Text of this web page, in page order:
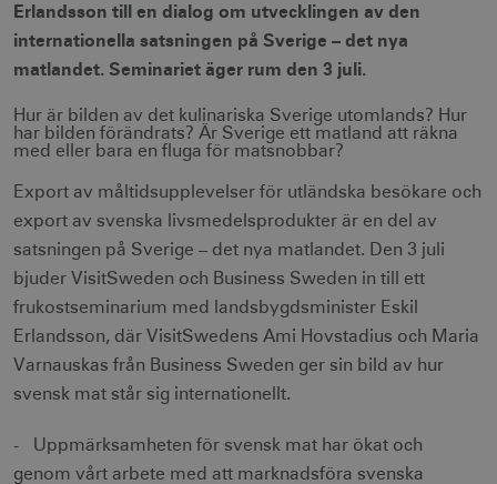
Erlandsson till en dialog om utvecklingen av den
internationella satsningen på Sverige – det nya
matlandet. Seminariet äger rum den 3 juli.
Hur är bilden av det kulinariska Sverige utomlands? Hur
har bilden förändrats? Är Sverige ett matland att räkna
med eller bara en fluga för matsnobbar?
Export av måltidsupplevelser för utländska besökare och
export av svenska livsmedelsprodukter är en del av
satsningen på Sverige – det nya matlandet. Den 3 juli
bjuder VisitSweden och Business Sweden in till ett
frukostseminarium med landsbygdsminister Eskil
Erlandsson, där VisitSwedens Ami Hovstadius och Maria
Varnauskas från Business Sweden ger sin bild av hur
svensk mat står sig internationellt.
- Uppmärksamheten för svensk mat har ökat och
genom vårt arbete med att marknadsföra svenska